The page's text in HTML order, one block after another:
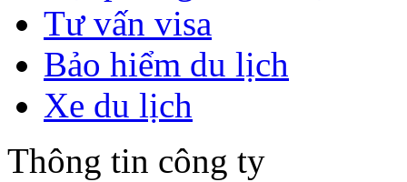
Tư vấn visa
Bảo hiểm du lịch
Xe du lịch
Thông tin công ty